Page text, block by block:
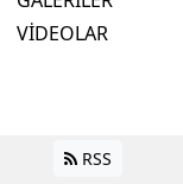
VİDEOLAR
RSS